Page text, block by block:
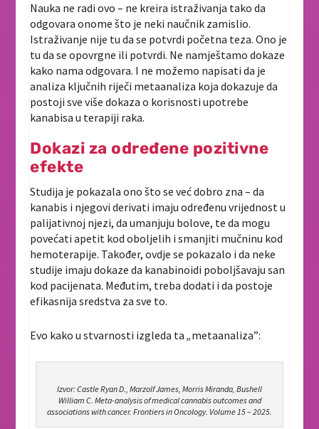
Nauka ne radi ovo – ne kreira istraživanja tako da
odgovara onome što je neki naučnik zamislio.
Istraživanje nije tu da se potvrdi početna teza. Ono je
tu da se opovrgne ili potvrdi. Ne namještamo dokaze
kako nama odgovara. I ne možemo napisati da je
analiza ključnih riječi metaanaliza koja dokazuje da
postoji sve više dokaza o korisnosti upotrebe
kanabisa u terapiji raka.
Dokazi za određene pozitivne
efekte
Studija je pokazala ono što se već dobro zna – da
kanabis i njegovi derivati imaju određenu vrijednost u
palijativnoj njezi, da umanjuju bolove, te da mogu
povećati apetit kod oboljelih i smanjiti mučninu kod
hemoterapije. Također, ovdje se pokazalo i da neke
studije imaju dokaze da kanabinoidi poboljšavaju san
kod pacijenata. Međutim, treba dodati i da postoje
efikasnija sredstva za sve to.
Evo kako u stvarnosti izgleda ta„metaanaliza”:
Izvor: Castle Ryan D., Marzolf James, Morris Miranda, Bushell
William C. Meta-analysis of medical cannabis outcomes and
associations with cancer. Frontiers in Oncology. Volume 15 – 2025.